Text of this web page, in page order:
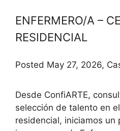
ENFERMERO/A –
RESIDENCIAL
Posted May 27, 2026,
Desde ConfiARTE,
selección de talento en
residencial, iniciamos un